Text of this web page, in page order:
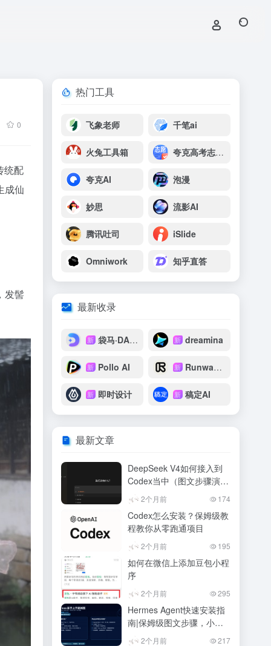
0
统配
成仙
发髻
热门工具
飞象老师 千笔ai
火兔工具箱 夸克高考志愿填报
夸克AI 泡漫
妙思 流影AI
腾讯吐司 iSlide
Omniwork 知乎直答
最新收录
新 袋马·DAIMAX 新 dreamina
新 Pollo AI 新 Runway Gen‑4.5
新 即时设计 新 稿定AI
最新文章
DeepSeek V4如何接入到
Codex当中（图文步骤演
示）2个月前 174
Codex怎么安装？保姆级教
程教你从零跑通项目
2个月前 195
如何在微信上添加豆包小程
序
2个月前 295
Hermes Agent快速安装指
南|保姆级图文步骤，小白
也能会2个月前 217